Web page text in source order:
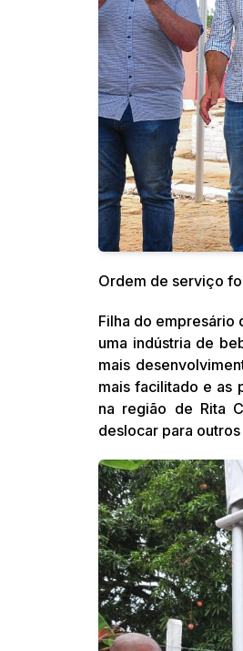
Ordem de serviço
Filha do empresário
uma indústria de
mais
mais facilitado e as
na região de Rita
deslocar para